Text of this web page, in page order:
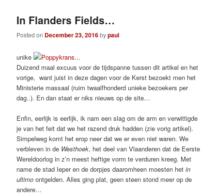
In Flanders Fields…
Posted on December 23, 2016bypaul
unike
Duizend maal excuus voor de tijdspanne tussen dit artikel en het
vorige, want juist in deze dagen voor de Kerst bezoekt men het
Ministerie massaal (ruim twaalfhonderd unieke bezoekers per
dag..). En dan staat er niks nieuws op de site…
Enfin, eerlijk is eerlijk, ik nam een slag om de arm en verwittigde
je van het feit dat we het razend druk hadden (zie vorig artikel).
Simpelweg komt het erop neer dat we er even niet waren. We
verbleven in de Westhoek, het deel van Vlaanderen dat de Eerste
Wereldoorlog in z’n meest heftige vorm te verduren kreeg. Met
name de stad Ieper en de dorpjes daaromheen moesten het in
ultimo ontgelden. Alles ging plat, geen steen stond meer op de
andere…